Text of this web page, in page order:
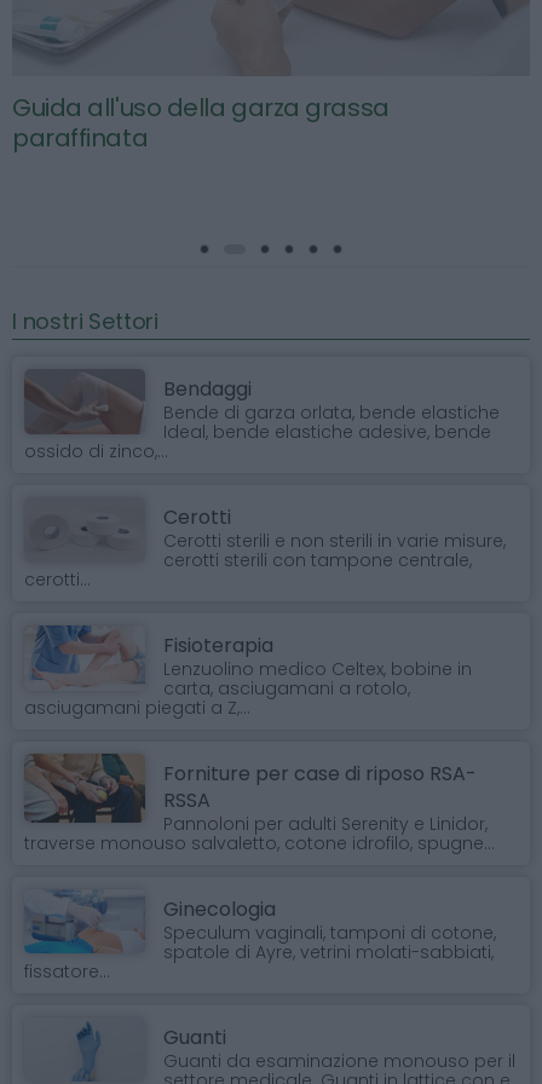
Guida all'uso della garza grassa
paraffinata
I nostri Settori
Bendaggi
Bende di garza orlata, bende elastiche
Ideal, bende elastiche adesive, bende
ossido di zinco,...
Cerotti
Cerotti sterili e non sterili in varie misure,
cerotti sterili con tampone centrale,
cerotti...
Fisioterapia
Lenzuolino medico Celtex, bobine in
carta, asciugamani a rotolo,
asciugamani piegati a Z,...
Forniture per case di riposo RSA-
RSSA
Pannoloni per adulti Serenity e Linidor,
traverse monouso salvaletto, cotone idrofilo, spugne...
Ginecologia
Speculum vaginali, tamponi di cotone,
spatole di Ayre, vetrini molati-sabbiati,
fissatore...
Guanti
Guanti da esaminazione monouso per il